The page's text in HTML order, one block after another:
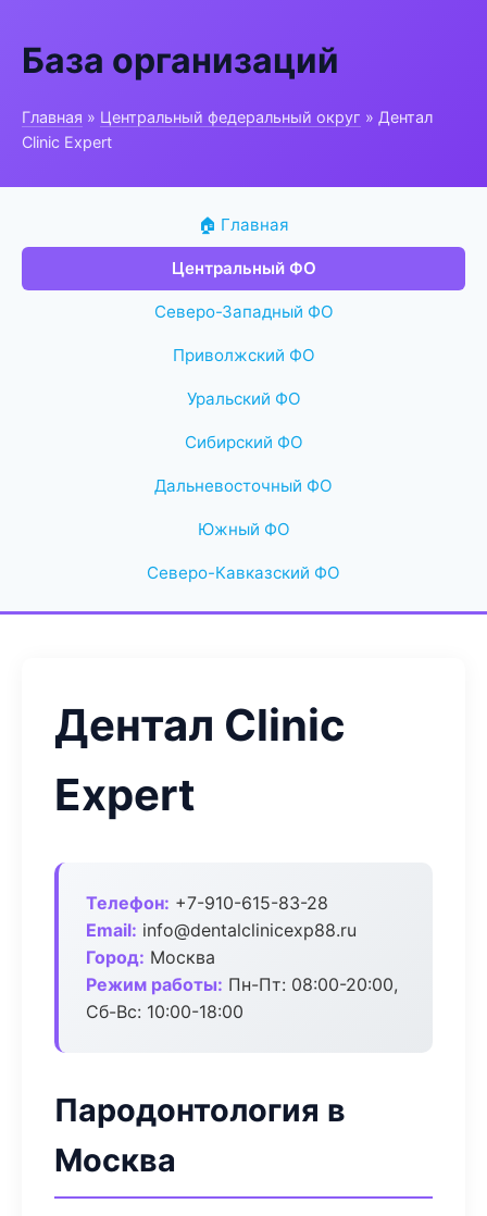
База организаций
Главная » Центральный федеральный округ » Дентал
Clinic Expert
🏠 Главная
Центральный ФО
Северо-Западный ФО
Приволжский ФО
Уральский ФО
Сибирский ФО
Дальневосточный ФО
Южный ФО
Северо-Кавказский ФО
Дентал Clinic
Expert
Телефон: +7-910-615-83-28
Email: info@dentalclinicexp88.ru
Город: Москва
Режим работы: Пн-Пт: 08:00-20:00,
Сб-Вс: 10:00-18:00
Пародонтология в
Москва